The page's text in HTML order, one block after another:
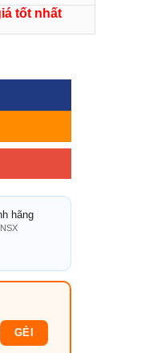
tốt nhất
hãng
GẺI